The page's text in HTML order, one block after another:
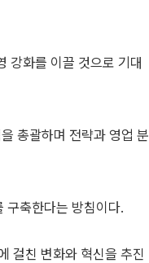
강화를 이끌 것으로 기대
총괄하며 전략과 영업 분
구축한다는 방침이다.
걸친 변화와 혁신을 추진